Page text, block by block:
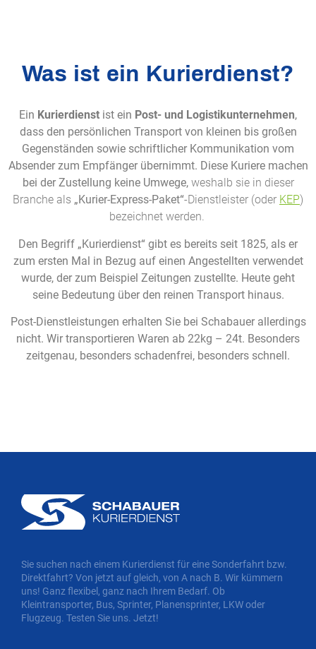
Was ist ein Kurierdienst?
Ein Kurierdienst ist ein Post- und Logistikunternehmen,
dass den persönlichen Transport von kleinen bis großen
Gegenständen sowie schriftlicher Kommunikation vom
Absender zum Empfänger übernimmt. Diese Kuriere machen
bei der Zustellung keine Umwege, weshalb sie in dieser
Branche als „Kurier-Express-Paket“-Dienstleister (oder KEP)
bezeichnet werden.
Den Begriff „Kurierdienst“ gibt es bereits seit 1825, als er
zum ersten Mal in Bezug auf einen Angestellten verwendet
wurde, der zum Beispiel Zeitungen zustellte. Heute geht
seine Bedeutung über den reinen Transport hinaus.
Post-Dienstleistungen erhalten Sie bei Schabauer allerdings
nicht. Wir transportieren Waren ab 22kg – 24t. Besonders
zeitgenau, besonders schadenfrei, besonders schnell.
Sie suchen nach einem Kurierdienst für eine Sonderfahrt bzw.
Direktfahrt? Von jetzt auf gleich, von A nach B. Wir kümmern
uns! Ganz flexibel, ganz nach Ihrem Bedarf. Ob
Kleintransporter, Bus, Sprinter, Planensprinter, LKW oder
Flugzeug. Testen Sie uns. Jetzt!